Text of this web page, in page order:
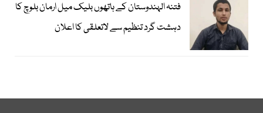
فتنہ الہندوستان کے ہاتھوں بلیک میل ارمان بلوچ کا
دہشت گرد تنظیم سے لاتعلقی کا اعلان